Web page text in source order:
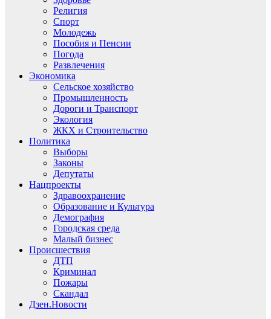
Религия
Спорт
Молодежь
Пособия и Пенсии
Погода
Развлечения
Экономика
Сельское хозяйство
Промышленность
Дороги и Транспорт
Экология
ЖКХ и Строительство
Политика
Выборы
Законы
Депутаты
Нацпроекты
Здравоохранение
Образование и Культура
Демография
Городская среда
Малый бизнес
Происшествия
ДТП
Криминал
Пожары
Скандал
Дзен.Новости